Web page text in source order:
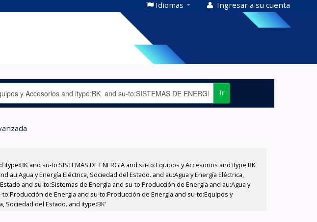
Idiomas Ingresar a su cuenta
Ir
and su-to:SISTEMAS DE ENERGIA and su-to:Equipos y Accesorios and itype:BK
y Energía Eléctrica, Sociedad del Estado. and au:Agua y Energía Eléctrica,
and su-to:Sistemas de Energía and su-to:Producción de Energía and au:Agua y
de Energía and su-to:Producción de Energía and su-to:Equipos y
Sociedad del Estado. and itype:BK'